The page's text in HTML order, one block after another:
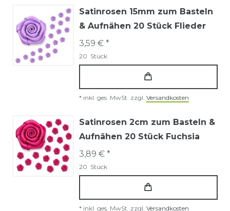
Satinrosen 15mm zum Basteln
& Aufnähen 20 Stück Flieder
3,59 € *
20 Stück
* inkl. ges. MwSt. zzgl. Versandkosten
Satinrosen 2cm zum Basteln &
Aufnähen 20 Stück Fuchsia
3,89 € *
20 Stück
* inkl. ges. MwSt. zzgl. Versandkosten